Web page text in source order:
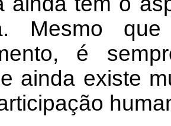
Mesmo
é
ainda existe